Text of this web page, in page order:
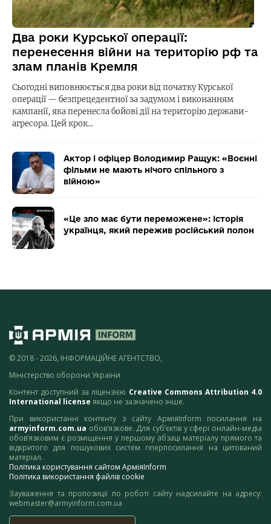
Два роки Курської операції:
перенесення війни на територію рф та
злам планів Кремля
Сьогодні виповнюється два роки від початку Курської
операції — безпрецедентної за задумом і виконанням
кампанії, яка перенесла бойові дії на територію держави-
агресора. Цей крок…
Актор і офіцер Володимир Ращук: «Воєнні
фільми не мають нічого спільного з
війною»
«Це зло має бути переможене»: історія
українця, який пережив російський полон
© 2018 - 2026, ІНФОРМАЦІЙНЕ АГЕНТСТВО,
Міністерство оборони України
Контент доступний за ліцензією Creative Commons Attribution 4.0
International license якщо не зазначено інше.
При використанні контенту з сайту АрміяInform посилання на
armyinform.com.ua обов’язкове. Для суб’єктів у сфері онлайн-медіа
обов’язковим є розміщення у першому абзаці матеріалу прямого та
відкритого для пошукових систем гіперпосилання на цитований
матеріал.
Політика користування сайтом АрміяInform
Політика використання файлів cookie
Зауваження та пропозиції по роботі сайту надсилайте на адресу:
webmaster@armyinform.com.ua